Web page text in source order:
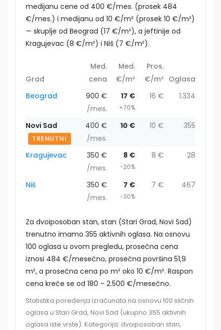
medijanu cene od 400 €/mes. (prosek 484
€/mes.) i medijanu od 10 €/m² (prosek 10 €/m²)
— skuplje od Beograd (17 €/m²), a jeftinije od
Kragujevac (8 €/m²) i Niš (7 €/m²).
Grad
Med.
cena
Med.
€/m²
Pros.
€/m² Oglasa
Beograd
900 €
/mes.
17 €
+70%
16 € 1.334
Novi Sad
TRENUTNI
400 €
/mes.
10 € 10 € 355
Kragujevac
350 €
/mes.
8 €
-20%
8 € 28
Niš
350 €
/mes.
7 €
-30%
7 € 467
Za dvoiposoban stan, stan (Stari Grad, Novi Sad)
trenutno imamo 355 aktivnih oglasa. Na osnovu
100 oglasa u ovom pregledu, prosečna cena
iznosi 484 €/mesečno, prosečna površina 51,9
m², a prosečna cena po m² oko 10 €/m². Raspon
cena kreće se od 180 – 2.500 €/mesečno.
Statistika poređenja izračunata na osnovu 100 sličnih
oglasa u Stari Grad, Novi Sad (ukupno 355 aktivnih
oglasa iste vrste). Kategorija: dvoiposoban stan,